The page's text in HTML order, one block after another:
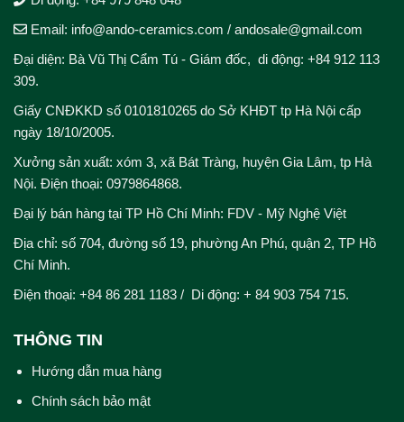
Email: info@ando-ceramics.com / andosale@gmail.com
Đại diện: Bà Vũ Thị Cẩm Tú - Giám đốc, di động: +84 912 113
309.
Giấy CNĐKKD số 0101810265 do Sở KHĐT tp Hà Nội cấp
ngày 18/10/2005.
Xưởng sản xuất: xóm 3, xã Bát Tràng, huyện Gia Lâm, tp Hà
Nội. Điện thoại: 0979864868.
Đại lý bán hàng tại TP Hồ Chí Minh: FDV - Mỹ Nghệ Việt
Địa chỉ: số 704, đường số 19, phường An Phú, quận 2, TP Hồ
Chí Minh.
Điện thoại: +84 86 281 1183 / Di động: + 84 903 754 715.
THÔNG TIN
Hướng dẫn mua hàng
Chính sách bảo mật